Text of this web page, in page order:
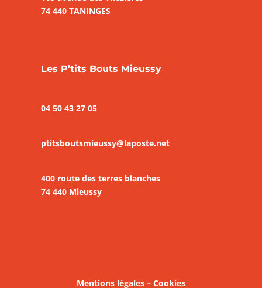
74 440 TANINGES
Les P’tits Bouts Mieussy
04 50 43 27 05
ptitsboutsmieussy@laposte.net
400 route des terres blanches
74 440 Mieussy
Mentions légales – Cookies